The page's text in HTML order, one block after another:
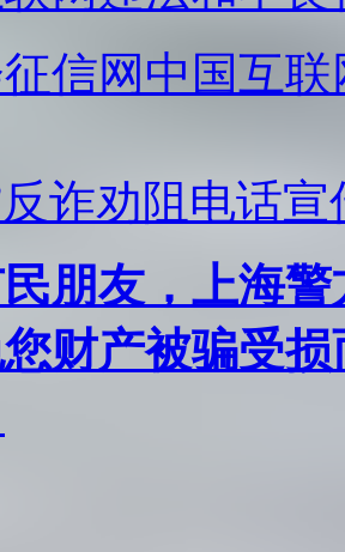
信网 中国互
反诈劝阻电话宣
朋友，上海
财产被骗受